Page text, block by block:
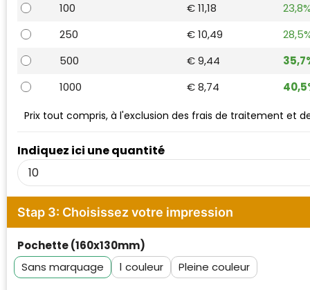
100
€ 11,18
250
€ 10,49
500
€ 9,44
1000
€ 8,74
Indiquez ici une quantité
Prix tout compris, à l'exclusion des frais de traitement et
Stap 3: Choisissez votre impression
Pochette (160x130mm)
Sans marquage
1 Pleine couleur